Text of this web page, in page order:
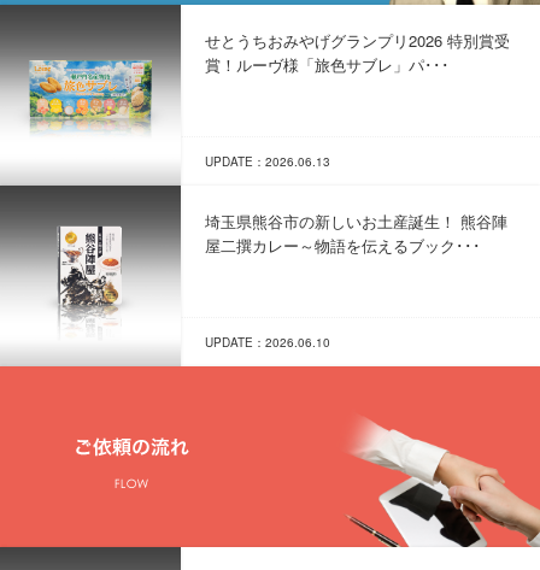
せとうちおみやげグランプリ2026 特別賞受
賞！ルーヴ様「旅色サブレ」パ･･･
UPDATE：2026.06.13
埼玉県熊谷市の新しいお土産誕生！ 熊谷陣
屋二撰カレー～物語を伝えるブック･･･
UPDATE：2026.06.10